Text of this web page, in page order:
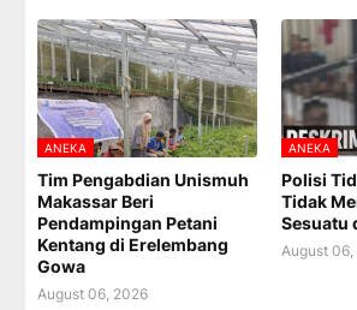
ANEKA
Tim Pengabdian Unismuh
Makassar Beri
Pendampingan Petani
Kentang di Erelembang
Gowa
August 06, 2026
ANEKA
Polisi
Tidak
Sesuatu
August